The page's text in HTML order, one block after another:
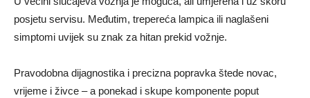
posjetu servisu. Međutim, trepereća lampica ili naglašeni
simptomi uvijek su znak za hitan prekid vožnje.
Pravodobna dijagnostika i precizna popravka štede novac,
vrijeme i živce – a ponekad i skupe komponente poput